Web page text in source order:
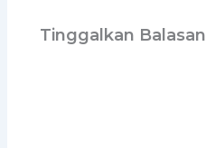
Tinggalkan Balasan